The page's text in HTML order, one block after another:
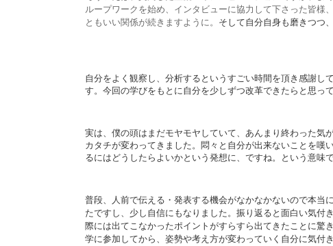
ループワークを始め、インタビューに協力して下さった皆様
ともいい関係が続きますように。 そして自分自身も磨きつつ
自分をよく観察し、分析するというすごい時間を頂き感謝し
す。 今回の学びをもとに自分を少しずつ改革できたらと思って
実は、僕の頭はまだモヤモヤしていて、あんまり終わった気
カタチが変わってきました。 悶々と自分が出来ないことを嘆
るにはどうしたらよ いかという発想に、ですね。 という意味
普段、人前で伝える・発表する機会がなかなかないので本当
たですし、少し自信にもなりました。 振り返ると面白い気付
際には出てこなかったポイントがすらすら出てきたことに驚
学に参加してから、姿勢や考え方が変わっていく自分に気付き